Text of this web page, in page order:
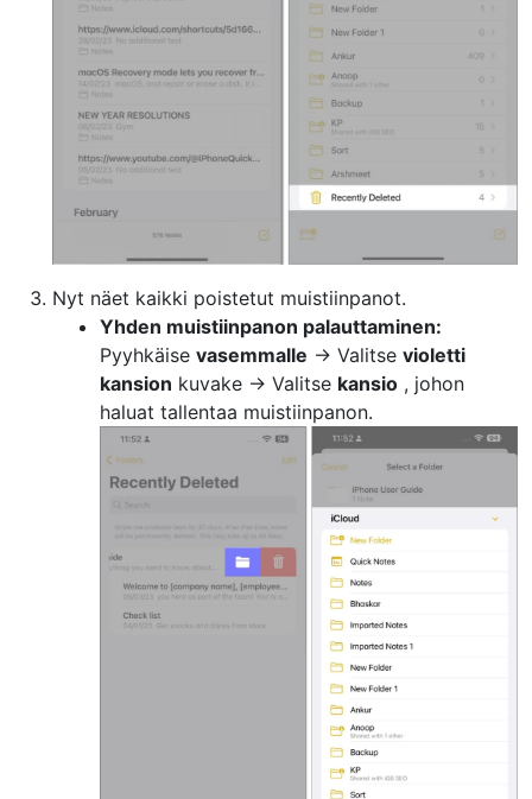
Nyt näet kaikki poistetut muistiinpanot.
Yhden muistiinpanon palauttaminen:
Pyyhkäise vasemmalle → Valitse violetti
kansion kuvake → Valitse kansio , johon
haluat tallentaa muistiinpanon.